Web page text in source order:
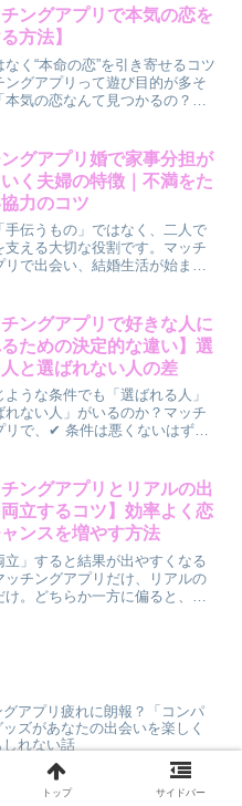
で、✔ 自然に惹かれ合う✔ 無理
✔...
チングアプリで本気の恋を
方法】
なく“本命の恋”を引き寄せるコツ
ングアプリって遊び目的が多そ
気の恋なんて見つかるの？」
方を間違えると時間だけが過ぎ
ことも。この記...
グアプリ婚で家事分担が
く夫婦の特徴｜不満をた
力のコツ
手伝うもの」ではなく、二人で
支える大切な役割です。マッチ
リで出会い、結婚生活が始まる
…」「相手は手伝ってくれるけ
わないと動いてく...
チングアプリで好きな人に
ための決定的な違い】選
と選ばれない人の差
ような条件でも「選ばれる人」
れない人」がいるのか？マッチ
リで、✔ 条件は悪くないはず✔
で、✔ 特別イケメン・美人じゃ
✔ なぜか...
チングアプリとリアルの出
立するコツ】効率よく恋
ンスを増やす方法
立」すると結果が出やすくなる
ッチングアプリだけ、リアルの
け。どちらか一方に偏ると、✔
グアプリ疲れに朗報？「コンパ
ッズがあなたの出会いを楽しく
れない話
トップ サイドバー